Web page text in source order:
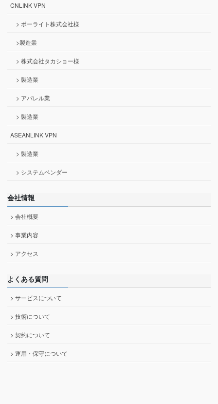
CNLINK VPN
> ポーライト株式会社様
>製造業
> 株式会社タカショー様
> 製造業
> アパレル業
> 製造業
ASEANLINK VPN
> 製造業
> システムベンダー
会社情報
> 会社概要
> 事業内容
> アクセス
よくある質問
> サービスについて
> 技術について
> 契約について
> 運用・保守について